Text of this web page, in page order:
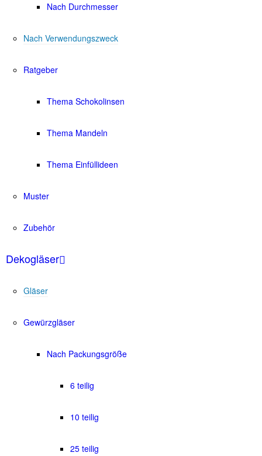
Nach Durchmesser
Nach Verwendungszweck
Ratgeber
Thema Schokolinsen
Thema Mandeln
Thema Einfüllideen
Muster
Zubehör
Dekogläser
Gläser
Gewürzgläser
Nach Packungsgröße
6 teilig
10 teilig
25 teilig